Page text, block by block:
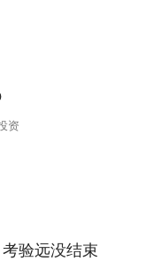
资
验远没结束